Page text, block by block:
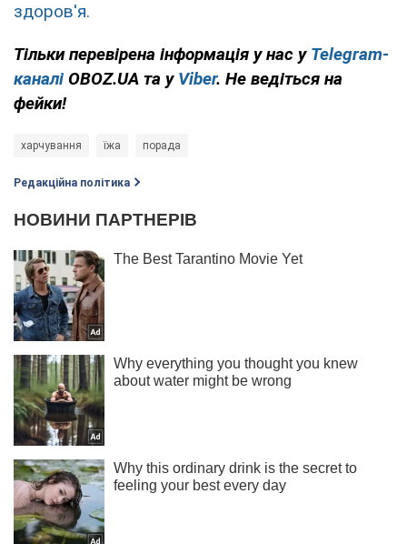
здоров'я.
Тільки перевірена інформація у нас у Telegram-
каналі OBOZ.UA та у Viber. Не ведіться на
фейки!
харчування їжа порада
Редакційна політика